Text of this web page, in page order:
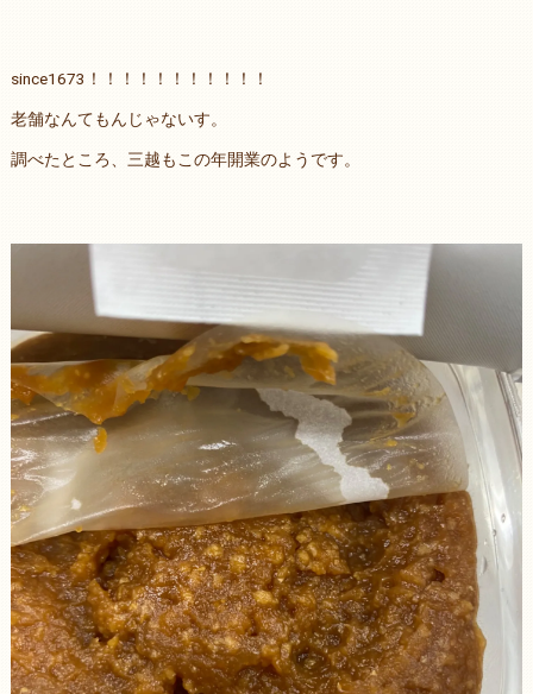
since1673！！！！！！！！！！！
老舗なんてもんじゃないす。
調べたところ、三越もこの年開業のようです。